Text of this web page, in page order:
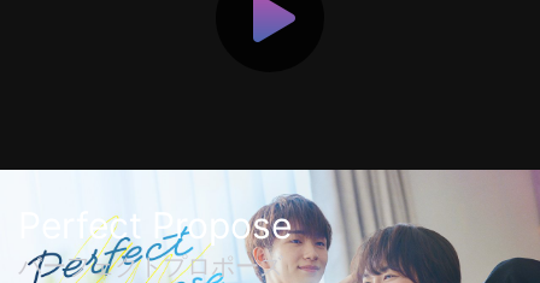
Perfect Propose
パーフェクトプロポーズ